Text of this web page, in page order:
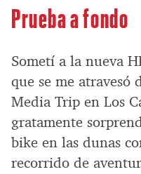
Prueba a fondo
Sometí a la nueva
que se me
Media Trip en Los
gratamente
bike en las dunas
recorrido de